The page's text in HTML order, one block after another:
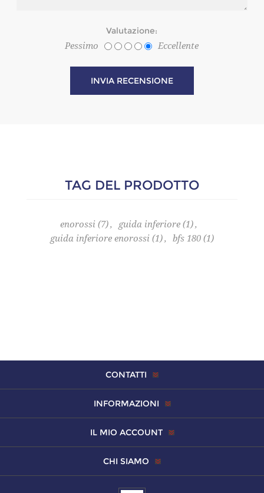
Valutazione:
Pessimo
Eccellente
TAG DEL PRODOTTO
enorossi (7), guida inferiore (1),
guida inferiore enorossi (1), bfs 180 (1)
CONTATTI
INFORMAZIONI
IL MIO ACCOUNT
CHI SIAMO